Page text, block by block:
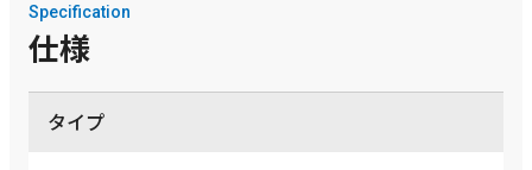
Specification
仕様
タイプ